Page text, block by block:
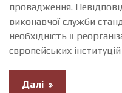
провадження.
виконавчої служби
необхідність її
європейських інституцій
Далі